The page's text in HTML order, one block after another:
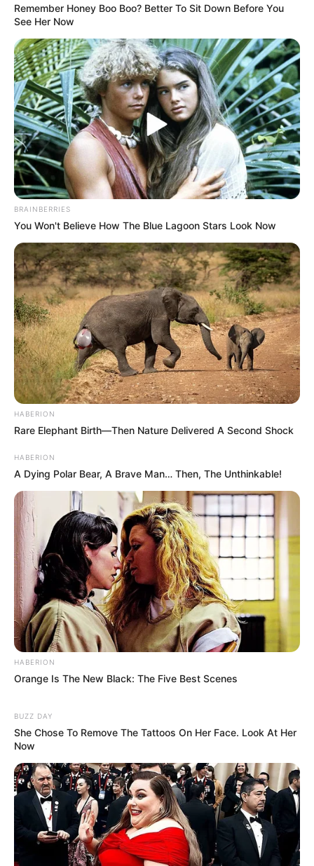
Ende: 16.08.2026 17:00 Uhr
Weitere Informationen:
ick...
Hier geht es zu allen eingetragenenVeranstaltungen in
Niedersachsen.
Sehenswürdigkeiten und Ausflugsziele für Tostedt:
Tostedt und Umgebung
Ins Kino gehen gehört immer zu den beliebten
Freizeittägigkeiten; sie sind auch besonders für Kinder
und den Kindergeburtstag geeignet. Das gilt auch für
Kinoprogramme und beliebte Filme, die in bzw. in der
Umgebung von Tostedt, Wistedt und Heidenau zu sehen
sind.
Deutschlandweit Veranstaltung kostenlos
eintragen:
Wäre es nicht besser, wenn sich die Präsidenten und
Generäle mit Knüppeln gegenseitig erschlagen würden,
statt mit ihren Herdenarmeen so viele andere Menschen
zu ermorden?
weitere Kalauer
Suchen:
Remember Honey Boo Boo? Better To Sit Down Before You
See Her Now
BRAINBERRIES
You Won't Believe How The Blue Lagoon Stars Look Now
HABERION
Rare Elephant Birth—Then Nature Delivered A Second Shock
HABERION
A Dying Polar Bear, A Brave Man… Then, The Unthinkable!
HABERION
Orange Is The New Black: The Five Best Scenes
BUZZ DAY
She Chose To Remove The Tattoos On Her Face. Look At Her
Now